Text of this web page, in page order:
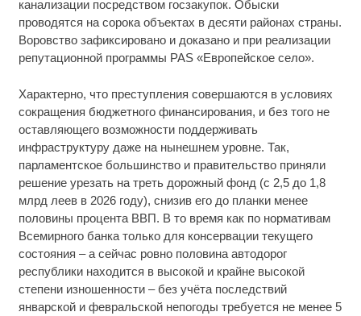
канализации посредством госзакупок. Обыски
проводятся на сорока объектах в десяти районах страны.
Воровство зафиксировано и доказано и при реализации
репутационной программы PAS «Европейское село».
Характерно, что преступления совершаются в условиях
сокращения бюджетного финансирования, и без того не
оставляющего возможности поддерживать
инфраструктуру даже на нынешнем уровне. Так,
парламентское большинство и правительство приняли
решение урезать на треть дорожный фонд (с 2,5 до 1,8
млрд леев в 2026 году), снизив его до планки менее
половины процента ВВП. В то время как по нормативам
Всемирного банка только для консервации текущего
состояния – а сейчас ровно половина автодорог
республики находится в высокой и крайне высокой
степени изношенности – без учёта последствий
январской и февральской непогоды требуется не менее 5